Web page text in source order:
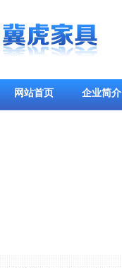
网站首页 企业简介